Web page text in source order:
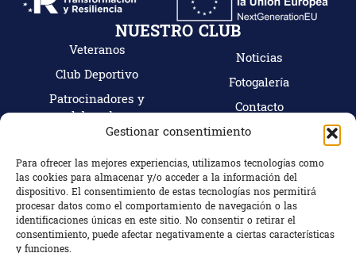
Gestionar consentimiento
Para ofrecer las mejores experiencias, utilizamos tecnologías como
las cookies para almacenar y/o acceder a la información del
dispositivo. El consentimiento de estas tecnologías nos permitirá
procesar datos como el comportamiento de navegación o las
identificaciones únicas en este sitio. No consentir o retirar el
consentimiento, puede afectar negativamente a ciertas características
y funciones.
NUESTRO CLUB
Veteranos
Club Deportivo
Patrocinadores y
colaboradores
Tienda
Hazte socio
Noticias
Fotogalería
Contacto
Mi cuenta
CONTACTO
C/ Camino Bajo Nº18, 18100 Armilla (Granada)
Granada, España
+34 672 863 799